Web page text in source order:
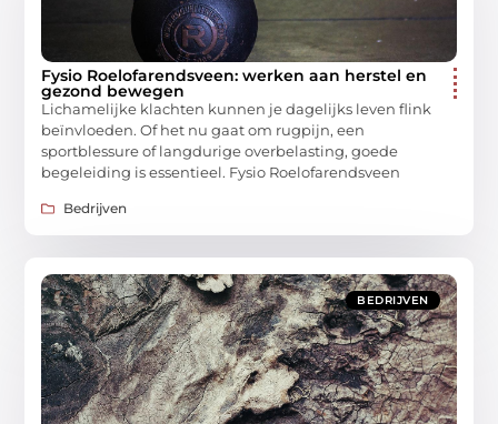
Fysio Roelofarendsveen: werken aan herstel en
gezond bewegen
Lichamelijke klachten kunnen je dagelijks leven flink
beïnvloeden. Of het nu gaat om rugpijn, een
sportblessure of langdurige overbelasting, goede
begeleiding is essentieel. Fysio Roelofarendsveen
Bedrijven
BEDRIJVEN